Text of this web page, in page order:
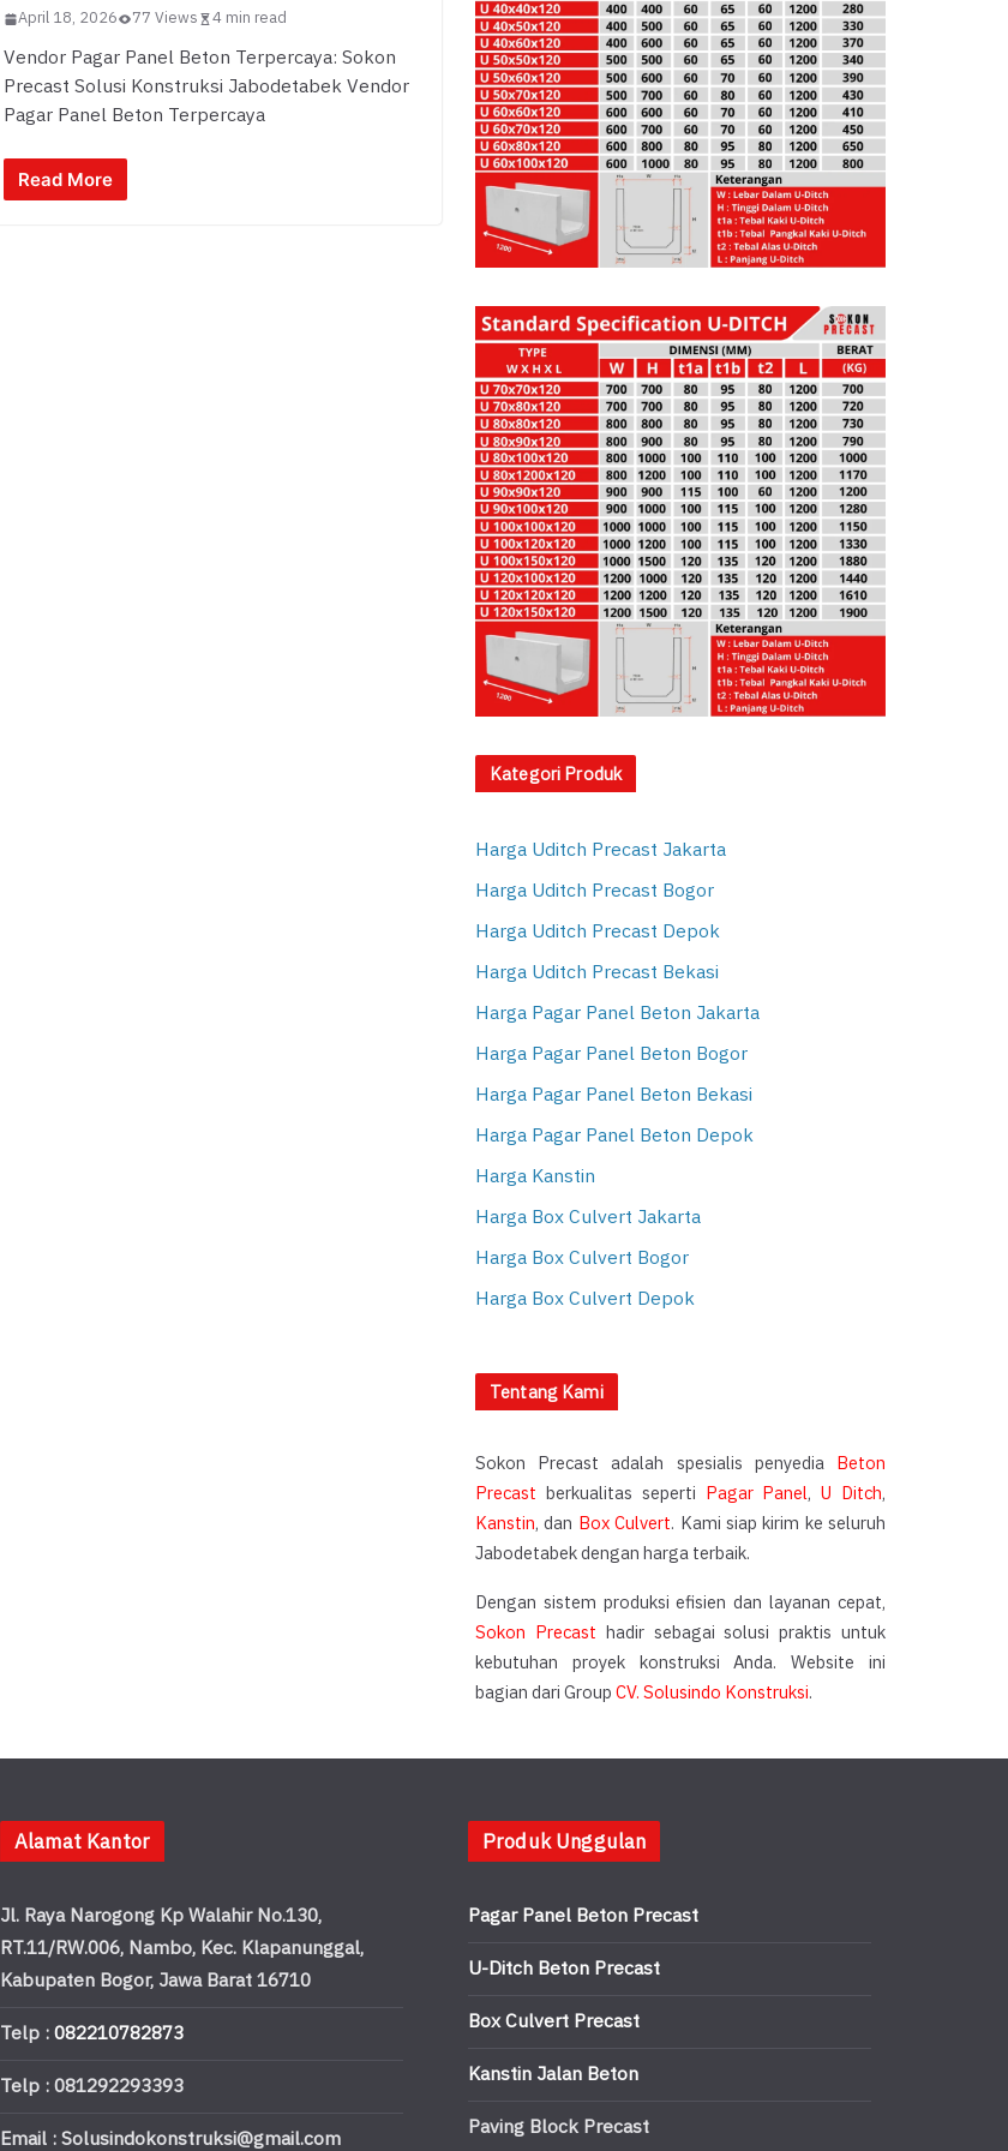
April 18, 2026 77 Views 4 min read
Vendor Pagar Panel Beton Terpercaya: Sokon
Precast Solusi Konstruksi Jabodetabek Vendor
Pagar Panel Beton Terpercaya
Read More
Kategori Produk
Harga Uditch Precast Jakarta
Harga Uditch Precast Bogor
Harga Uditch Precast Depok
Harga Uditch Precast Bekasi
Harga Pagar Panel Beton Jakarta
Harga Pagar Panel Beton Bogor
Harga Pagar Panel Beton Bekasi
Harga Pagar Panel Beton Depok
Harga Kanstin
Harga Box Culvert Jakarta
Harga Box Culvert Bogor
Harga Box Culvert Depok
Tentang Kami
Sokon Precast adalah spesialis penyedia Beton
Precast berkualitas seperti Pagar Panel,U Ditch,
Kanstin, dan Box Culvert. Kami siap kirim ke seluruh
Jabodetabek dengan harga terbaik.
Dengan sistem produksi efisien dan layanan cepat,
Sokon Precast hadir sebagai solusi praktis untuk
kebutuhan proyek konstruksi Anda. Website ini
bagian dari GroupCV. Solusindo Konstruksi.
Alamat Kantor
Jl. Raya Narogong Kp Walahir No.130,
RT.11/RW.006, Nambo, Kec. Klapanunggal,
Kabupaten Bogor, Jawa Barat 16710
Telp :082210782873
Telp : 081292293393
Email : Solusindokonstruksi@gmail.com
Produk Unggulan
Pagar Panel Beton Precast
U-Ditch Beton Precast
Box Culvert Precast
Kanstin Jalan Beton
Paving Block Precast